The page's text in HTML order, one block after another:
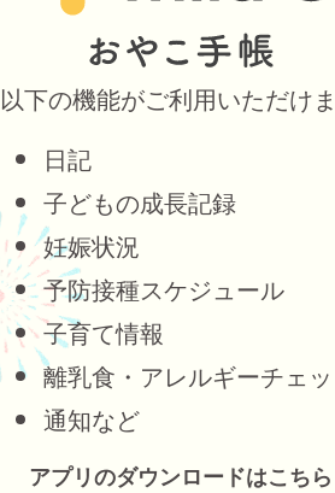
以下の機能がご利用いただけ
日記
子どもの成長記録
妊娠状況
予防接種スケジュール
子育て情報
離乳食・アレルギーチェ
通知など
アプリのダウンロードはこちら